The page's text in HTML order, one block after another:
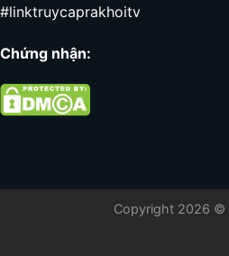
#linktruycaprakhoitv
Chứng nhận:
Copyright 2026 ©